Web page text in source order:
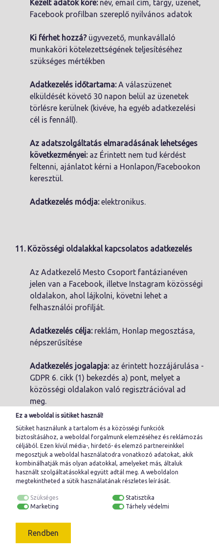
Kezelt adatok köre: név, email cím, tárgy, üzenet,
Facebook profilban szereplő nyilvános adatok
Ki férhet hozzá? ügyvezető, munkavállaló
munkaköri kötelezettségének teljesítéséhez
szükséges mértékben
Adatkezelés időtartama:A válaszüzenet
elküldését követő 30 napon belül az üzenetek
törlésre kerülnek (kivéve, ha egyéb adatkezelési
cél is fennáll).
Az adatszolgáltatás elmaradásának lehetséges
következményei: az Érintett nem tud kérdést
feltenni, ajánlatot kérni a Honlapon/Facebookon
keresztül.
Adatkezelés módja:elektronikus.
11. Közösségi oldalakkal kapcsolatos adatkezelés
Az Adatkezelő Mesto Csoport fantázianéven
jelen van a Facebook, illetve Instagram közösségi
oldalakon, ahol lájkolni, követni lehet a
felhasználói profilját.
Adatkezelés célja: reklám, Honlap megosztása,
népszerűsítése
Adatkezelés jogalapja: az érintett hozzájárulása -
GDPR 6. cikk (1) bekezdés a) pont, melyet a
közösségi oldalakon való regisztrációval ad
meg.
Érintettek kategóriái:
profilt kedvelő, követő
felhasználók
Kezelt adatok köre:Facebook profilban szereplő
nyilvános adatok: regisztrált név, képmás
Ki férhet hozzá?
ügyvezető, munkavállaló
munkaköri kötelezettségének teljesítéséhez
Adatkezelés időtartama:
Ez a weboldal is sütiket használ!
Sütiket használunk a tartalom és a közösségi funkciók
biztosításához, a weboldal forgalmunk elemzéséhez és reklámozás
céljából. Ezen kívül média-, hirdető- és elemző partnereinkkel
megosztjuk a weboldal használatodra vonatkozó adatokat, akik
kombinálhatják más olyan adatokkal, amelyeket más, általuk
használt szolgáltatásokkal együtt adtál meg. A weboldalon
megtekintheted a sütik használatának részletes leírását.
Szükséges
Statisztika
Marketing
Tárhely védelmi